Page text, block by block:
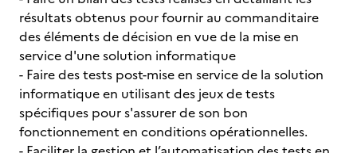
résultats obtenus pour fournir au commanditaire
des éléments de décision en vue de la mise en
service d'une solution informatique
- Faire des tests post-mise en service de la solution
informatique en utilisant des jeux de tests
spécifiques pour s'assurer de son bon
fonctionnement en conditions opérationnelles.